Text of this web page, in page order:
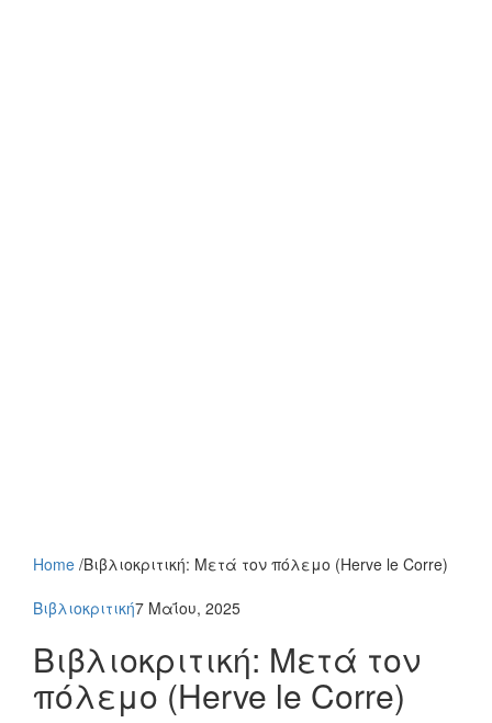
Home /Βιβλιοκριτική: Μετά τον πόλεμο (Herve le Corre)
Βιβλιοκριτική7 Μαΐου, 2025
Βιβλιοκριτική: Μετά τον
πόλεμο (Herve le Corre)